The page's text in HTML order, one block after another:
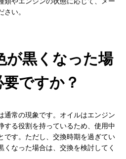
い。
が黒くなった場
ですか？
通常の現象です。オイルはエンジン
する役割を持っているため、使用中
です。ただし、交換時期を過ぎてい
くなった場合は、交換を検討してく